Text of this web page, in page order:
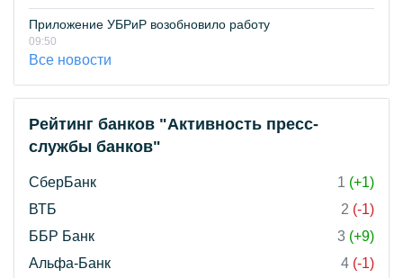
Приложение УБРиР возобновило работу
09:50
Все новости
Рейтинг банков "Активность пресс-
службы банков"
СберБанк 1 (+1)
ВТБ
2 (-1)
ББР Банк
3 (+9)
Альфа-Банк
4 (-1)